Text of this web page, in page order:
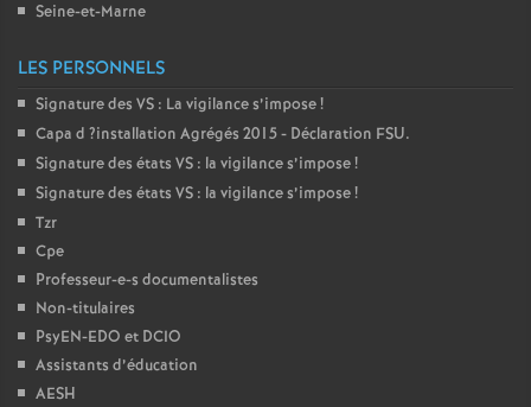
e
g
Seine-et-Marne
LES PERSONNELS
Signature des VS : La vigilance s’impose!
Capa d ?installation Agrégés 2015 - Déclaration FSU.
Signature des états VS : la vigilance s’impose!
Signature des états VS : la vigilance s’impose!
Tzr
Cpe
Professeur-e-s documentalistes
Non-titulaires
PsyEN-EDO et DCIO
Assistants d’éducation
AESH